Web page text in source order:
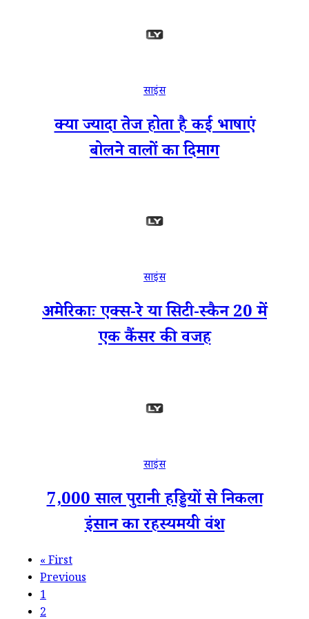
साइंस
क्या ज्यादा तेज होता है कई भाषाएं
बोलने वालों का दिमाग
साइंस
अमेरिकाः एक्स-रे या सिटी-स्कैन 20 में
एक कैंसर की वजह
साइंस
7,000 साल पुरानी हड्डियों से निकला
इंसान का रहस्यमयी वंश
«First
Previous
1
2